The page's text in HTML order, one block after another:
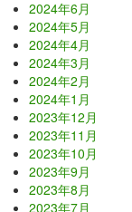
2024年6月
2024年5月
2024年4月
2024年3月
2024年2月
2024年1月
2023年12月
2023年11月
2023年10月
2023年9月
2023年8月
2023年7月